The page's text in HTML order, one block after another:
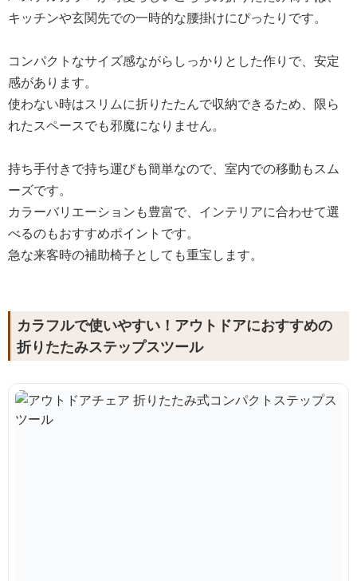
キッチンや玄関先での一時的な腰掛けにぴったりです。
コンパクトなサイズ感ながらしっかりとした作りで、安定
感があります。
使わない時はスリムに折りたたんで収納できるため、限ら
れたスペースでも邪魔になりません。
持ち手付きで持ち運びも簡単なので、室内での移動もスム
ーズです。
カラーバリエーションも豊富で、インテリアに合わせて選
べるのもおすすめポイントです。
急な来客時の補助椅子としても重宝します。
カラフルで使いやすい！アウトドアにおすすめの
折りたたみステップスツール